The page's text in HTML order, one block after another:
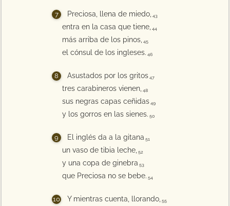
Preciosa, llena de miedo, 43
entra en la casa que tiene, 44
más arriba de los pinos, 45
el cónsul de los ingleses. 46
Asustados por los gritos 47
tres carabineros vienen, 48
sus negras capas ceñidas 49
y los gorros en las sienes. 50
El inglés da a la gitana 51
un vaso de tibia leche, 52
y una copa de ginebra 53
que Preciosa no se bebe. 54
Y mientras cuenta, llorando, 55